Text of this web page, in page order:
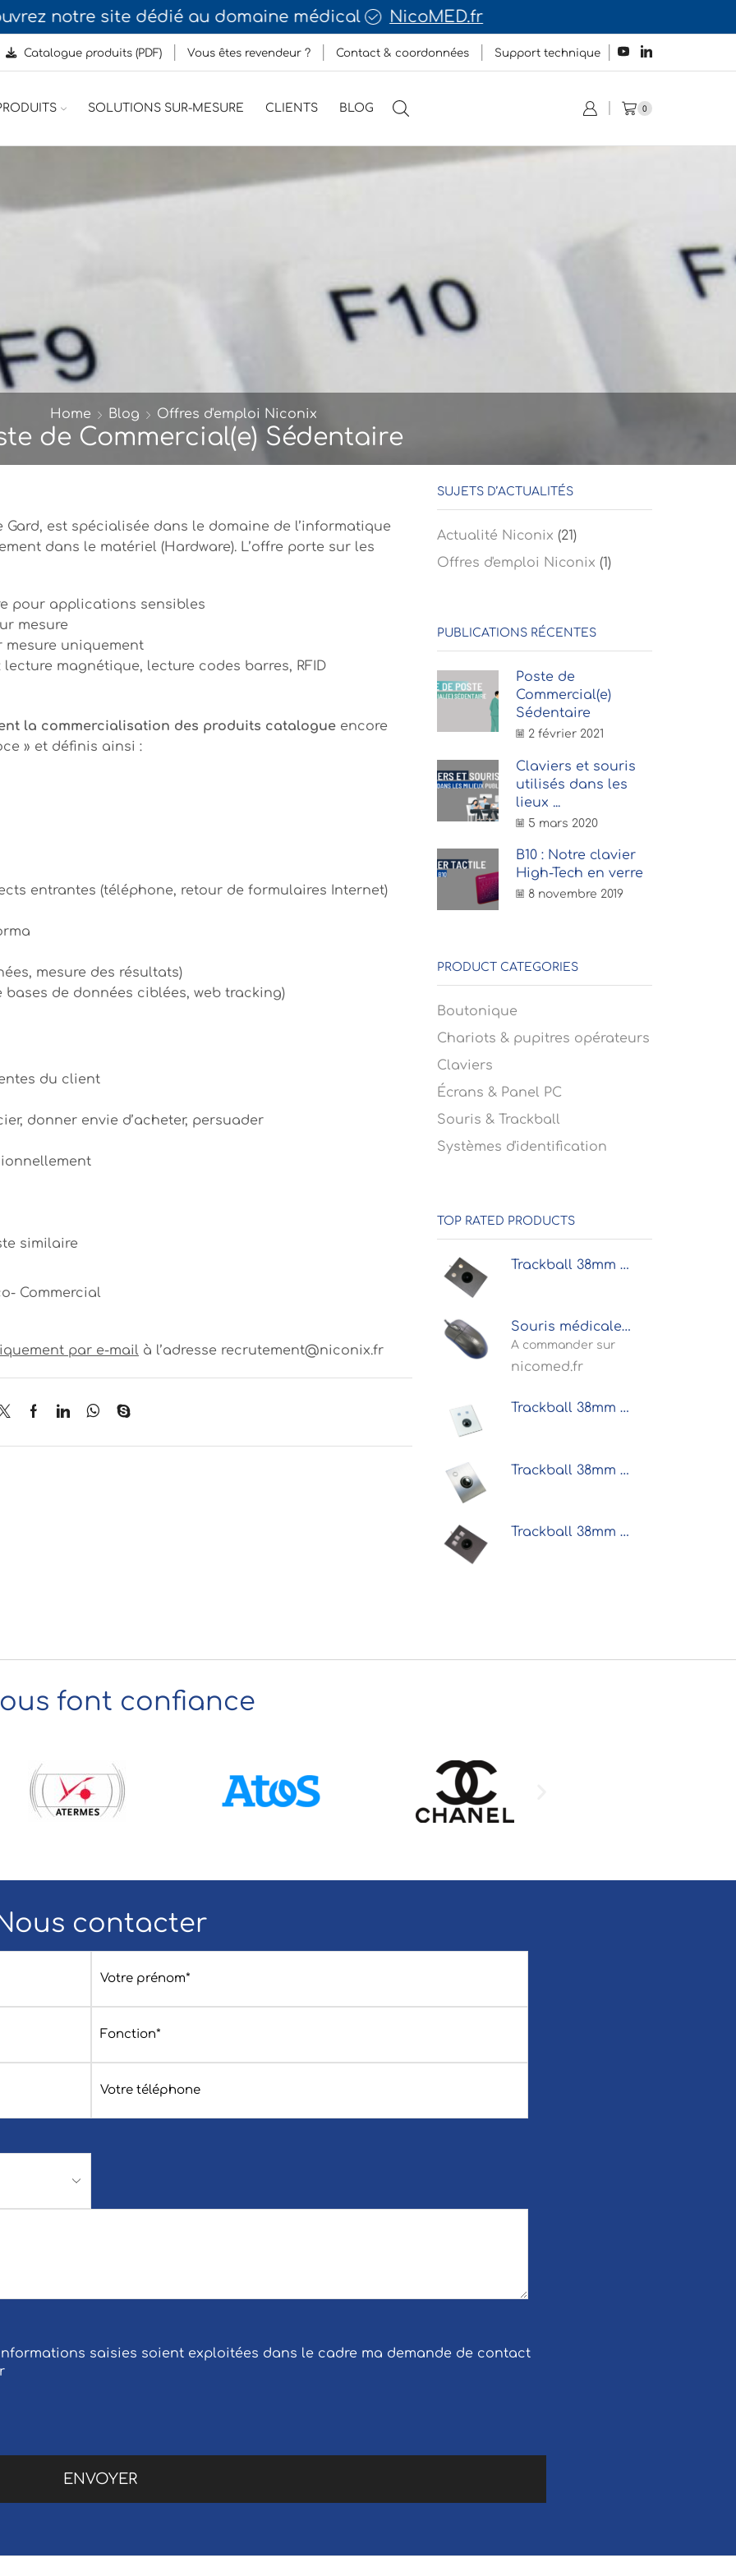
notre site dédié au domaine médical NicoMED.fr
Catalogue produits (PDF) Vous êtes revendeur ? Contact & coordonnées Support technique
SOLUTIONS SUR-MESURE CLIENTS BLOG 0
Home Blog Offres d'emploi Niconix
de Commercial(e) Sédentaire
Gard, est spécialisée dans le domaine de l’informatique
dans le matériel (Hardware). L’offre porte sur les
pour applications sensibles
mesure
uniquement
magnétique, lecture codes barres, RFID
la commercialisation des produits catalogue encore
» et définis ainsi :
entrantes (téléphone, retour de formulaires Internet)
mesure des résultats)
de données ciblées, web tracking)
du client
donner envie d’acheter, persuader
similaire
Commercial
par e-mail à l’adresse recrutement@niconix.fr
SUJETS D’ACTUALITÉS
Actualité Niconix (21)
Offres d'emploi Niconix (1)
PUBLICATIONS RÉCENTES
Poste de
Commercial(e)
Sédentaire
2 février 2021
Claviers et souris
utilisés dans les
lieux ...
5 mars 2020
B10 : Notre clavier
High-Tech en verre
8 novembre 2019
PRODUCT CATEGORIES
Boutonique
Chariots & pupitres opérateurs
Claviers
Écrans & Panel PC
Souris & Trackball
Systèmes d'identification
TOP RATED PRODUCTS
Trackball 38mm industrielle 2 boutons intégrable par l'avant
Souris médicale optique nettoyable noire antibactérienne
A commander sur
nicomed.fr
Trackball 38mm industrielle 2 boutons microswitchs intégrable par l'avant
Trackball 38mm industrielle 1 bouton face avant inox intégrable par l’avant
Trackball 38mm industrielle 3 boutons intégrable par l'avant
font confiance
contacter
saisies soient exploitées dans le cadre ma demande de contact